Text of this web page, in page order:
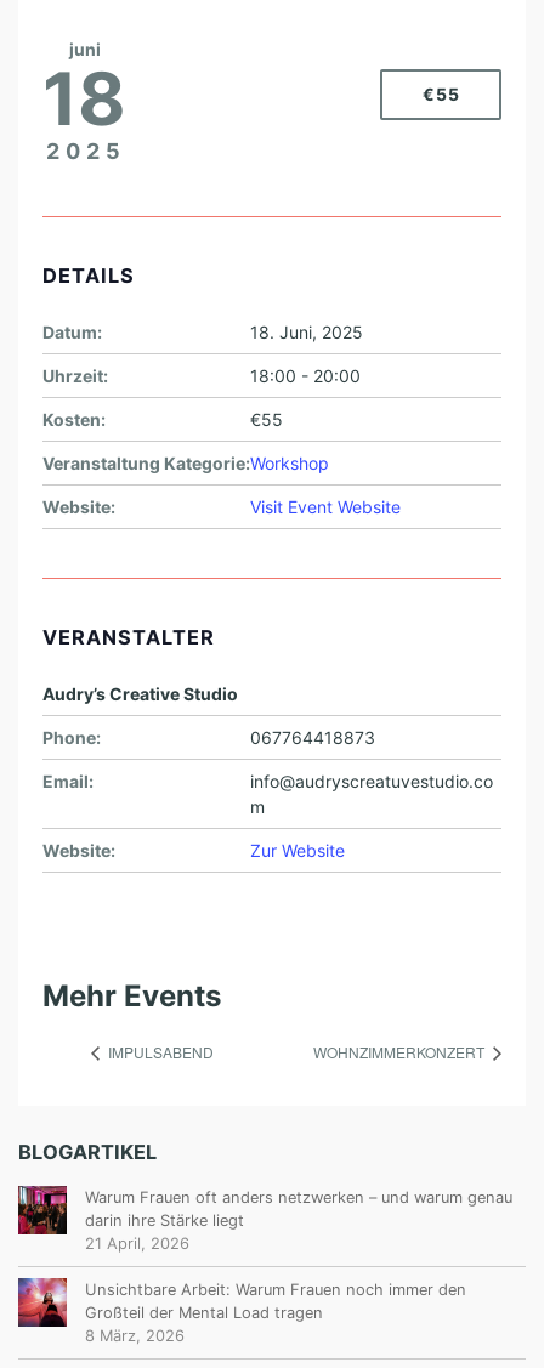
juni
18
2025
€55
DETAILS
Datum: 18. Juni, 2025
Uhrzeit: 18:00 - 20:00
Kosten: €55
Veranstaltung Kategorie:Workshop
Website: Visit Event Website
VERANSTALTER
Audry’s Creative Studio
Phone: 067764418873
Email:
info@audryscreatuvestudio.co
m
Website: Zur Website
Mehr Events
IMPULSABEND WOHNZIMMERKONZERT
BLOGARTIKEL
Warum Frauen oft anders netzwerken – und warum genau
darin ihre Stärke liegt
21 April, 2026
Unsichtbare Arbeit: Warum Frauen noch immer den
Großteil der Mental Load tragen
8 März, 2026